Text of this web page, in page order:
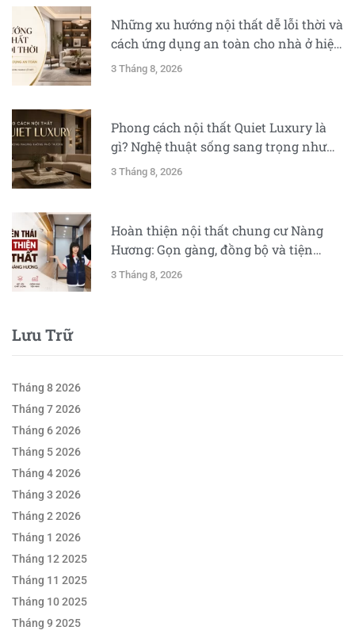
3 Tháng 8, 2026
Những xu hướng nội thất dễ lỗi thời và
cách ứng dụng an toàn cho nhà ở hiện
đại
3 Tháng 8, 2026
Phong cách nội thất Quiet Luxury là
gì? Nghệ thuật sống sang trọng nhưng
không phô trương
3 Tháng 8, 2026
Hoàn thiện nội thất chung cư Nàng
Hương: Gọn gàng, đồng bộ và tiện
nghi
Lưu Trữ
Tháng 8 2026
Tháng 7 2026
Tháng 6 2026
Tháng 5 2026
Tháng 4 2026
Tháng 3 2026
Tháng 2 2026
Tháng 1 2026
Tháng 12 2025
Tháng 11 2025
Tháng 10 2025
Tháng 9 2025